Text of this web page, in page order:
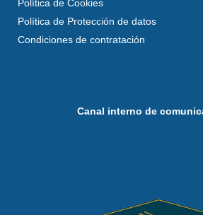
Política de Cookies
Política de Protección de datos
Condiciones de contratación
Canal interno de